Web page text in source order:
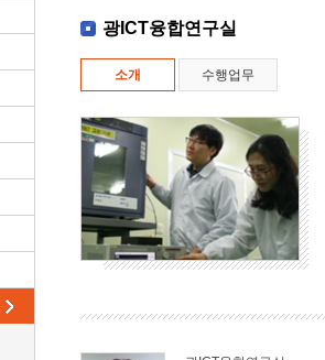
광ICT융합연구실
소개 수행업무